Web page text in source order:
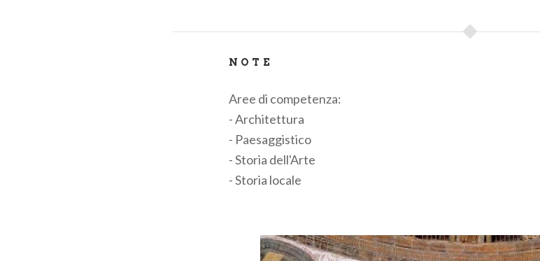
NOTE
Aree di competenza:
- Architettura
- Paesaggistico
- Storia dell'Arte
- Storia locale